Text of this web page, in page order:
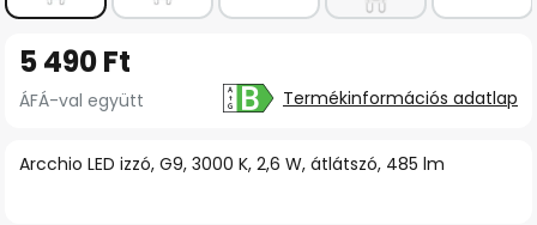
képgaléria
Arcchio LED izzó, G9, 3000 K, 2,6 W, átlátszó, 485 lm
5 490 Ft
ÁFÁ-val együtt Termékinformációs adatlap